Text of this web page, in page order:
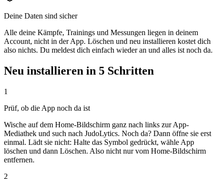
Deine Daten sind sicher
Alle deine Kämpfe, Trainings und Messungen liegen in deinem
Account, nicht in der App. Löschen und neu installieren kostet dich
also nichts. Du meldest dich einfach wieder an und alles ist noch da.
Neu installieren in 5 Schritten
1
Prüf, ob die App noch da ist
Wische auf dem Home-Bildschirm ganz nach links zur App-
Mediathek und such nach JudoLytics. Noch da? Dann öffne sie erst
einmal. Lädt sie nicht: Halte das Symbol gedrückt, wähle App
löschen und dann Löschen. Also nicht nur vom Home-Bildschirm
entfernen.
2